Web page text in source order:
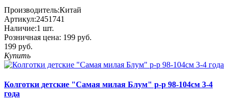
Производитель:Китай
Артикул:2451741
Наличие:1 шт.
Розничная цена: 199 руб.
199 руб.
Купить
Колготки детские "Самая милая Блум" р-р 98-104см 3-4
года